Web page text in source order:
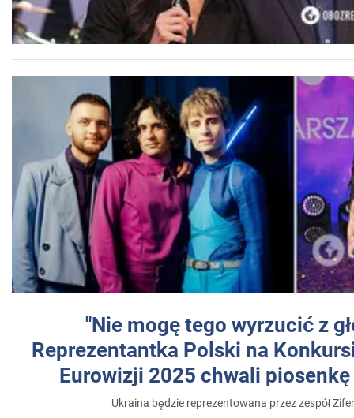
"Nie mogę tego wyrzucić z
Reprezentantka Polski na
Eurowizji 2025 chwali
Ukraina będzie reprezentowana przez zespół